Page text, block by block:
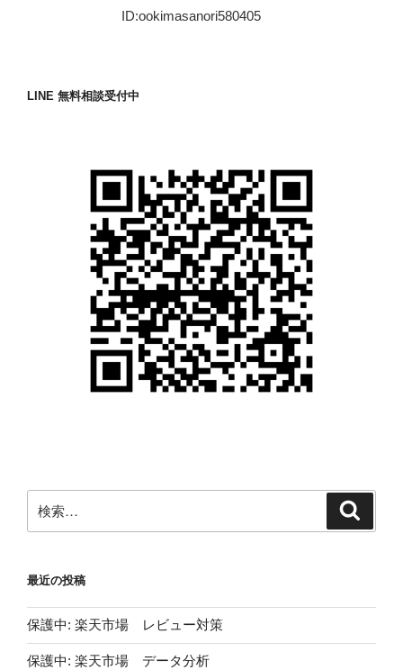
ID:ookimasanori580405
LINE 無料相談受付中
索:
最近の投稿
保護中: 楽天市場 レビュー対策
保護中: 楽天市場 データ分析